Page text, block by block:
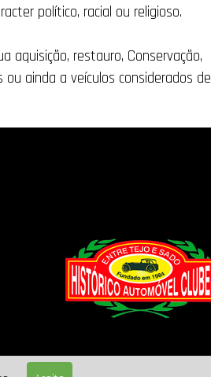
político, racial ou religioso.
aquisição, restauro, Conservação,
ainda a veículos considerados de